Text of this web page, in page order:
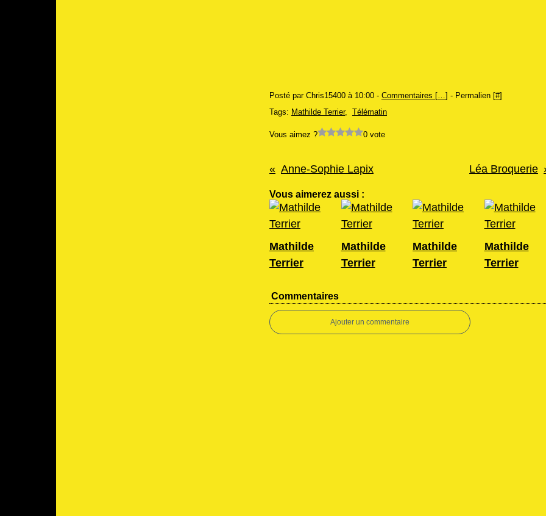
Posté par Chris15400 à 10:00 - Commentaires […] - Permalien [#]
Tags: Mathilde Terrier, Télématin
Vous aimez ? 0 vote
Anne-Sophie Lapix Léa Broquerie
Vous aimerez aussi :
Mathilde
Terrier
Mathilde
Terrier
Mathilde
Terrier
Mathilde
Terrier
Commentaires
Ajouter un commentaire